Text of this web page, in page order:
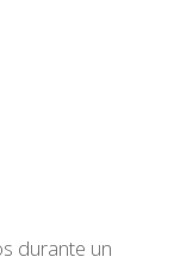
durante un